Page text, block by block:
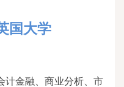
国大学
计金融、商业分析、市